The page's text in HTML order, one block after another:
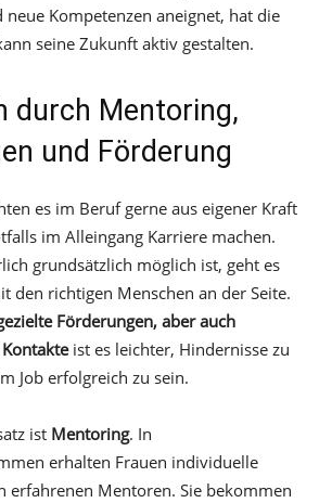
neue Kompetenzen aneignet, hat die
seine Zukunft aktiv gestalten.
durch Mentoring,
und Förderung
es im Beruf gerne aus eigener Kraft
im Alleingang Karriere machen.
grundsätzlich möglich ist, geht es
den richtigen Menschen an der Seite.
Förderungen, aber auch
ist es leichter, Hindernisse zu
Job erfolgreich zu sein.
ist Mentoring. In
erhalten Frauen individuelle
erfahrenen Mentoren. Sie bekommen